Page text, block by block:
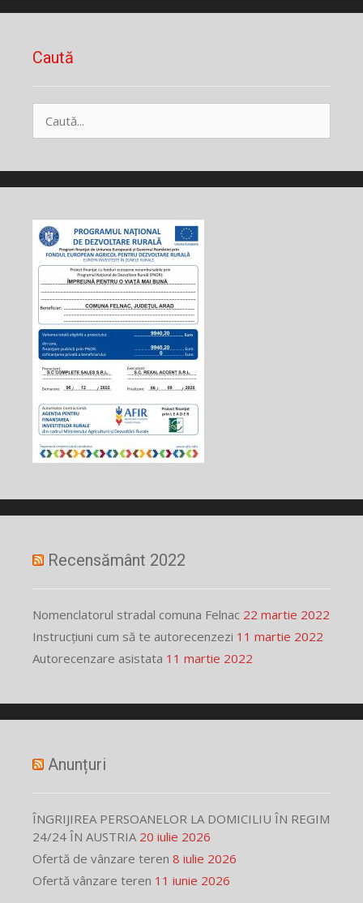
Caută
după:
Recensământ 2022
Nomenclatorul stradal comuna Felnac 22 martie 2022
Instrucțiuni cum să te autorecenzezi 11 martie 2022
Autorecenzare asistata 11 martie 2022
Anunțuri
ÎNGRIJIREA PERSOANELOR LA DOMICILIU ÎN REGIM
24/24 ÎN AUSTRIA 20 iulie 2026
Ofertă de vânzare teren 8 iulie 2026
Ofertă vânzare teren 11 iunie 2026